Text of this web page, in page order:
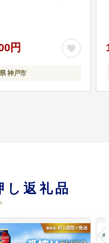
支援など、地域全体の
図る取り組みに活用し
円
神戸市
し返礼品